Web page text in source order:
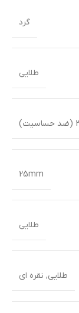
گرد
طلایی
25mm
طلایی
طلایی, نقره ای